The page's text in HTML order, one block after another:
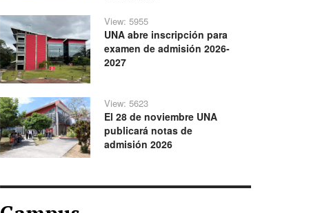
View: 5955
UNA abre inscripción para
examen de admisión 2026-
2027
View: 5623
El 28 de noviembre UNA
publicará notas de
admisión 2026